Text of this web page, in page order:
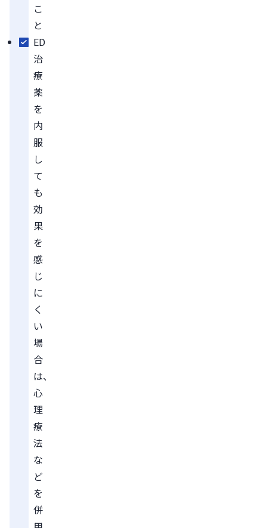
こ
と
ED
治
療
薬
を
内
服
し
て
も
効
果
を
感
じ
に
く
い
場
合
は、
心
理
療
法
な
ど
を
併